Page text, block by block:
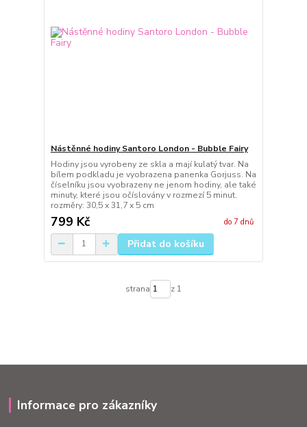
Nástěnné hodiny Santoro London - Bubble Fairy
Hodiny jsou vyrobeny ze skla a mají kulatý tvar. Na
bílem podkladu je vyobrazena panenka Gorjuss. Na
číselníku jsou vyobrazeny ne jenom hodiny, ale také
minuty, které jsou očíslovány v rozmezí 5 minut.
rozměry: 30,5 x 31,7 x 5 cm
799 Kč do 7 dnů
Přidat do košíku
strana z 1
Informace pro zákazníky